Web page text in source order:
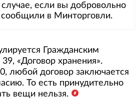
если вы добровольно
сообщили в Минторговли.
Гражданским
«Договор хранения».
любой договор заключается
То есть принудительно
вещи нельзя.